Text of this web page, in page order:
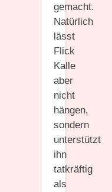
gemacht.
Natürlich
lässt
Flick
Kalle
aber
nicht
hängen,
sondern
unterstützt
ihn
tatkräftig
als